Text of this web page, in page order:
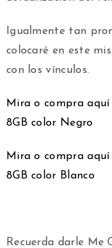
Igualmente tan
colocaré en este
con los vínculos.
Mira o compra
8GB color Negro
Mira o compra
8GB color Blanco
Recuerda darle Me